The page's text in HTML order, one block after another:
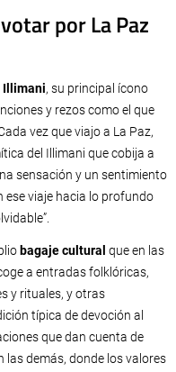
por La Paz
Illimani, su principal ícono
y rezos como el que
vez que viajo a La Paz,
del Illimani que cobija a
sensación y un sentimiento
ese viaje hacia lo profundo
bagaje cultural que en las
a entradas folklóricas,
y rituales, y otras
típica de devoción al
que dan cuenta de
las demás, donde los valores